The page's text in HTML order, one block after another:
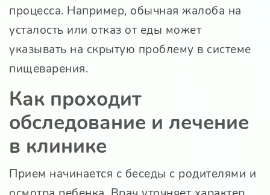
процесса. Например, обычная жалоба на
усталость или отказ от еды может
указывать на скрытую проблему в системе
пищеварения.
Как проходит
обследование и лечение
в клинике
Прием начинается с беседы с родителями и